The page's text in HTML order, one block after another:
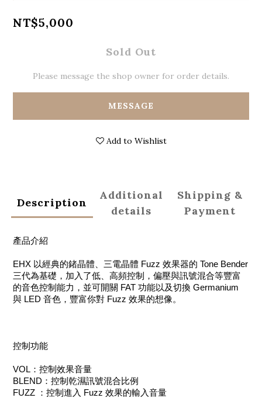
NT$5,000
Sold Out
Please message the shop owner for order details.
MESSAGE
Add to Wishlist
Description
Additional
details
Shipping &
Payment
產品介紹
EHX 以經典的鍺晶體、三電晶體 Fuzz 效果器的 Tone Bender
三代為基礎，加入了低、高頻控制，偏壓與訊號混合等豐富
的音色控制能力，並可開關 FAT 功能以及切換 Germanium
與 LED 音色，豐富你對 Fuzz 效果的想像。
控制功能
VOL：控制效果音量
BLEND：控制乾濕訊號混合比例
FUZZ ：控制進入 Fuzz 效果的輸入音量